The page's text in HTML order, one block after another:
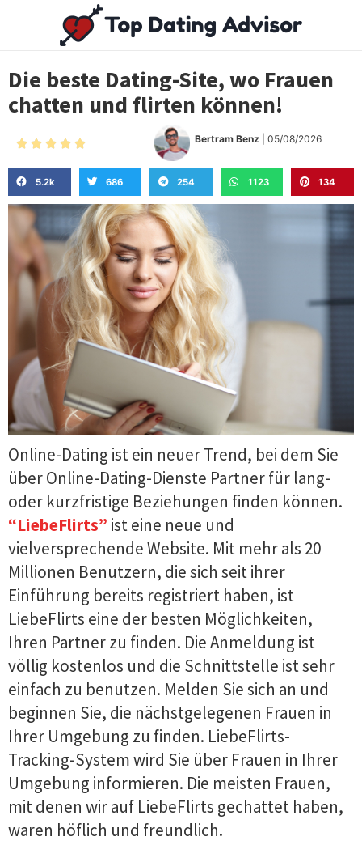
Die beste Dating-Site, wo Frauen
chatten und flirten können!
     Bertram Benz | 05/08/2026
5.2k 686 254 1123 134
Online-Dating ist ein neuer Trend, bei dem Sie
über Online-Dating-Dienste Partner für lang-
oder kurzfristige Beziehungen finden können.
“LiebeFlirts” ist eine neue und
vielversprechende Website. Mit mehr als 20
Millionen Benutzern, die sich seit ihrer
Einführung bereits registriert haben, ist
LiebeFlirts eine der besten Möglichkeiten,
Ihren Partner zu finden. Die Anmeldung ist
völlig kostenlos und die Schnittstelle ist sehr
einfach zu benutzen. Melden Sie sich an und
beginnen Sie, die nächstgelegenen Frauen in
Ihrer Umgebung zu finden. LiebeFlirts-
Tracking-System wird Sie über Frauen in Ihrer
Umgebung informieren. Die meisten Frauen,
mit denen wir auf LiebeFlirts gechattet haben,
waren höflich und freundlich.